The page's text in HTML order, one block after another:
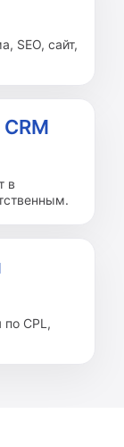
SEO, сайт,
в
CPL,